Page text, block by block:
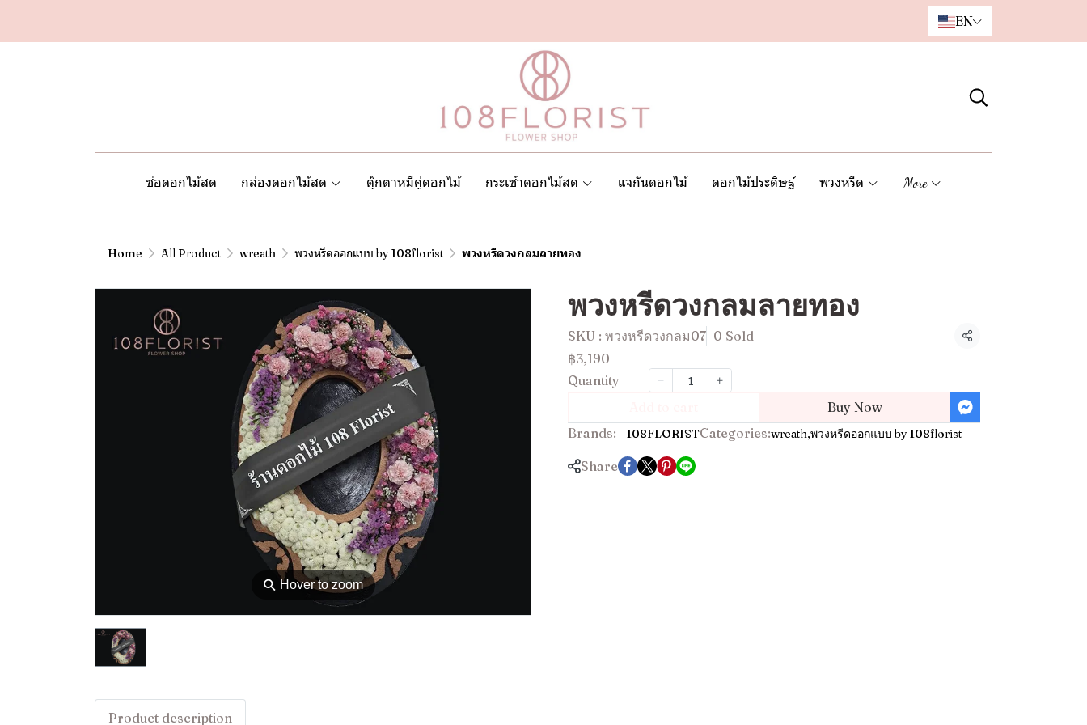
EN
ช่อดอกไม้สด กล่องดอกไม้สด ตุ๊กตาหมีคู่ดอกไม้ กระเช้าดอกไม้สด แจกันดอกไม้ ดอกไม้ประดิษฐ์ พวงหรีด More
Home All Product wreath พวงหรีดออกแบบ by 108florist พวงหรีดวงกลมลายทอง
⚲ Hover to zoom
พวงหรีดวงกลมลายทอง
SKU : พวงหรีดวงกลม07 0 Sold
Share
฿3,190
Quantity
Buy Now
Brands:
108FLORISTCategories:wreath,พวงหรีดออกแบบ by 108florist
Share
Product description